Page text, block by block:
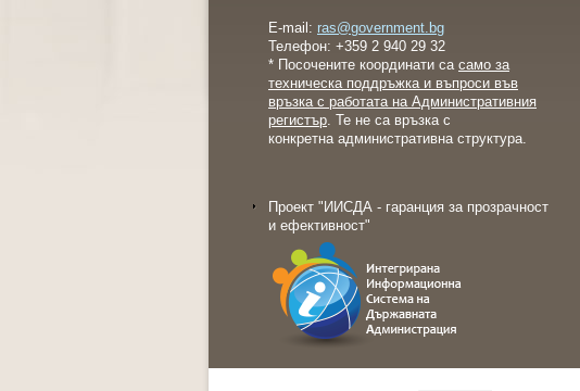
E-mail: ras@government.bg
Телефон: +359 2 940 29 32
* Посочените координати са само за
техническа поддръжка и въпроси във
връзка с работата на Административния
регистър. Те не са връзка с
конкретна административна структура.
Проект "ИИСДА - гаранция за прозрачност
и ефективност"